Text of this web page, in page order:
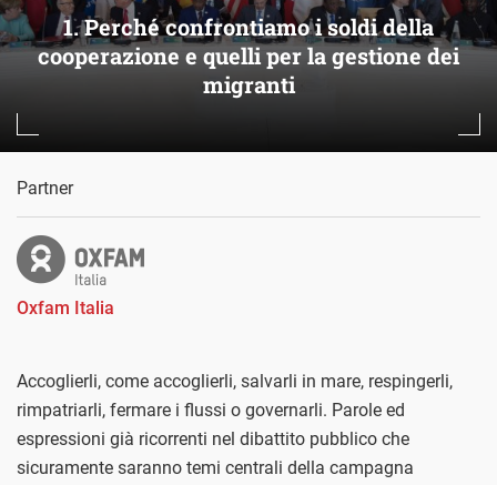
1. Perché confrontiamo i soldi della
cooperazione e quelli per la gestione dei
migranti
Partner
Oxfam Italia
Accoglierli, come accoglierli, salvarli in mare, respingerli,
rimpatriarli, fermare i flussi o governarli. Parole ed
espressioni già ricorrenti nel dibattito pubblico che
sicuramente saranno temi centrali della campagna